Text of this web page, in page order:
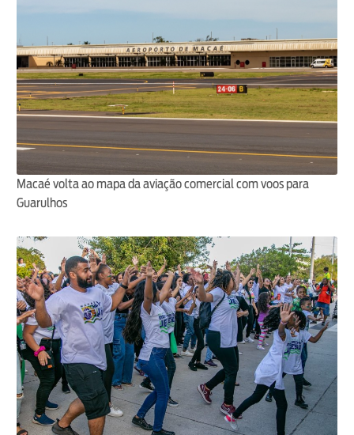
Macaé volta ao mapa da aviação comercial com voos para
Guarulhos